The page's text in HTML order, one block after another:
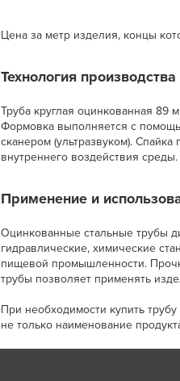
Цена за метр изделия, концы
Технология производства
Труба круглая оцинкованная 89
Формовка выполняется с
сканером (ультразвуком).
внутреннего воздействия среды.
Применение и
Оцинкованные стальные трубы
гидравлические, химические
пищевой промышленности.
трубы позволяет применять
При необходимости купить
не только наименование